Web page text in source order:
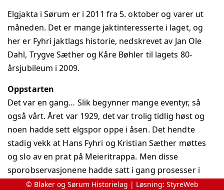
Elgjakta i Sørum er i 2011 fra 5. oktober og varer ut
måneden. Det er mange jaktinteresserte i laget, og
her er Fyhri jaktlags historie, nedskrevet av Jan Ole
Dahl, Trygve Sæther og Kåre Bøhler til lagets 80-
årsjubileum i 2009.
Oppstarten
Det var en gang… Slik begynner mange eventyr, så
også vårt. Året var 1929, det var trolig tidlig høst og
noen hadde sett elgspor oppe i åsen. Det hendte
stadig vekk at Hans Fyhri og Kristian Sæther møttes
og slo av en prat på Meieritrappa. Men disse
sporobservasjonene hadde satt i gang prosesser i
flere skogeieres tanker. Under samtalen kommer
© Blaker og Sørum Historielag | Løsning: StyreWeb